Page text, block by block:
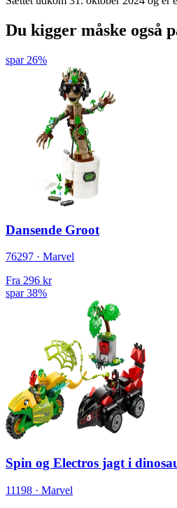
Du kigger måske også
spar 26%
Dansende Groot
76297 · Marvel
Fra 296 kr
spar 38%
Spin og Electros jagt i
11198 · Marvel